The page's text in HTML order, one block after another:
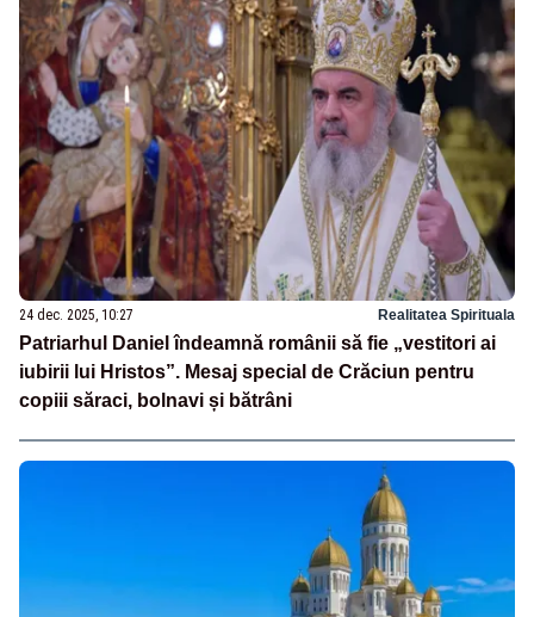
24 dec. 2025, 10:27 Realitatea Spirituala
Patriarhul Daniel îndeamnă românii să fie „vestitori ai
iubirii lui Hristos”. Mesaj special de Crăciun pentru
copiii săraci, bolnavi și bătrâni